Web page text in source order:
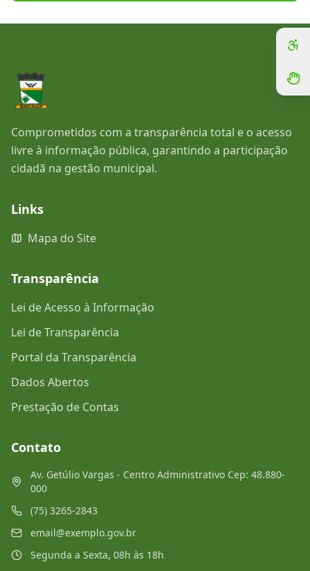
Comprometidos com a transparência total e o acesso
livre à informação pública, garantindo a participação
cidadã na gestão municipal.
Links
Mapa do Site
Transparência
Lei de Acesso à Informação
Lei de Transparência
Portal da Transparência
Dados Abertos
Prestação de Contas
Contato
Av. Getúlio Vargas - Centro Administrativo Cep: 48.880-
000
(75) 3265-2843
email@exemplo.gov.br
Segunda a Sexta, 08h às 18h